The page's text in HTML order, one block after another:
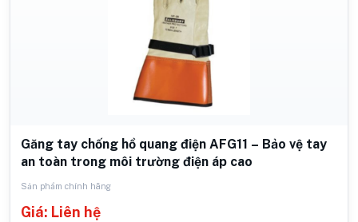
Găng tay chống hồ quang điện AFG11 – Bảo vệ tay
an toàn trong môi trường điện áp cao
Sản phẩm chính hãng
Giá: Liên hệ